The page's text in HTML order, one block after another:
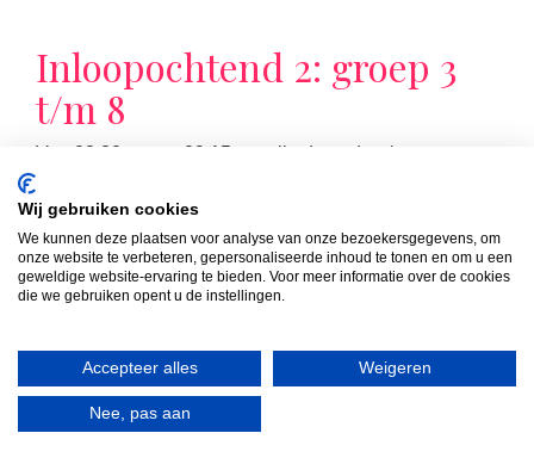
Inloopochtend 2: groep 3
t/m 8
Van 08:30 uur tot 09:15 uur zijn de ouders/verzorgers
van hun kind(eren). Die ochtend volgt u samen met uw
kind de les die op dat moment op het rooster staat.
LEES MEER
Wij gebruiken cookies
We kunnen deze plaatsen voor analyse van onze bezoekersgegevens, om
onze website te verbeteren, gepersonaliseerde inhoud te tonen en om u een
geweldige website-ervaring te bieden. Voor meer informatie over de cookies
die we gebruiken opent u de instellingen.
Accepteer alles Weigeren
Nee, pas aan